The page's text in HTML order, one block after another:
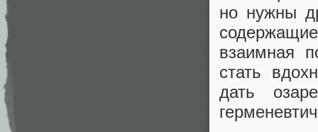
но нужны
взаимная
стать
дать